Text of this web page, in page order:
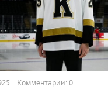
Комментарии: 0